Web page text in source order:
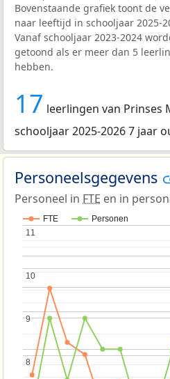
Bovenstaande grafiek toont de
naar leeftijd in schooljaar 2025-
Vanaf schooljaar 2023-2024
getoond als er meer dan 5
hebben.
17 leerlingen van Prinses
schooljaar 2025-2026 7 jaar
Personeelsgegevens
Personeel in FTE en in
FTE Personen
8
8
9
9
10
10
11
11